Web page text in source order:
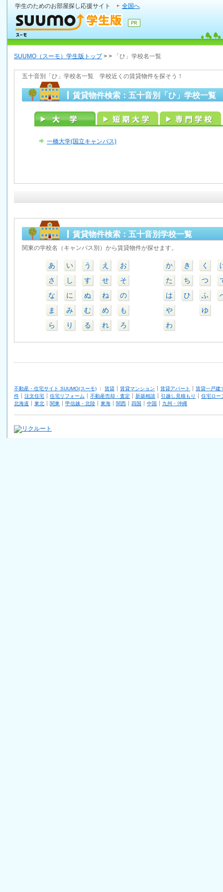
学生のためのお部屋探し応援サイト 全国へ
SUUMO（スーモ）学生版トップ> > 「ひ」学校名一覧
五十音別「ひ」学校名一覧 学校近くの賃貸物件を探そう！
賃貸物件検索：五十音別「ひ」学校一覧
一橋大学(国立キャンパス)
賃貸物件検索：五十音別学校一覧
関東の学校名（キャンパス別）から賃貸物件が探せます。
あ い う え
お
さ
し す せ
そ
な
に ぬ ね
の
ま
み む め
も
ら
り る れ ろ
か き く
た
ち つ
は
ひ ふ
や
ゆ
わ
不動産・住宅サイト SUUMO(スーモ) ： 賃貸 賃貸マンション 賃貸アパート
賃貸一戸建
件
注文住宅 住宅リフォーム 不動産売却・査定 新築相談 引越し見積もり
住宅ロー
北海道
東北 関東 甲信越・北陸 東海 関西 四国 中国 九州・沖縄